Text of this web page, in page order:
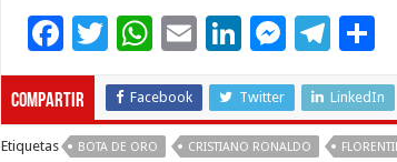
F
ac
e
b
T
tt
er
W
at
sA
E
ai
l
Li
k
e
M
se
n
T
e
gr
C
m
p
Compartir Facebook Twitter LinkedIn
Etiquetas BOTA DE ORO CRISTIANO RONALDO